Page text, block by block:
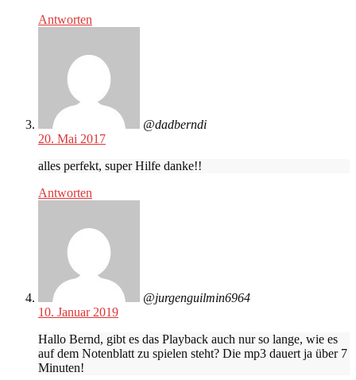
Antworten
@dadberndi
20. Mai 2017
alles perfekt, super Hilfe danke!!
Antworten
@jurgenguilmin6964
10. Januar 2019
Hallo Bernd, gibt es das Playback auch nur so lange, wie es
auf dem Notenblatt zu spielen steht? Die mp3 dauert ja über 7
Minuten!